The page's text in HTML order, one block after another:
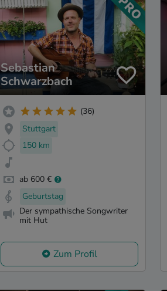
Sebastian
Schwarzbach
(36)
Stuttgart
150 km
ab 600 €
Geburtstag
Der sympathische Songwriter
mit Hut
Zum Profil